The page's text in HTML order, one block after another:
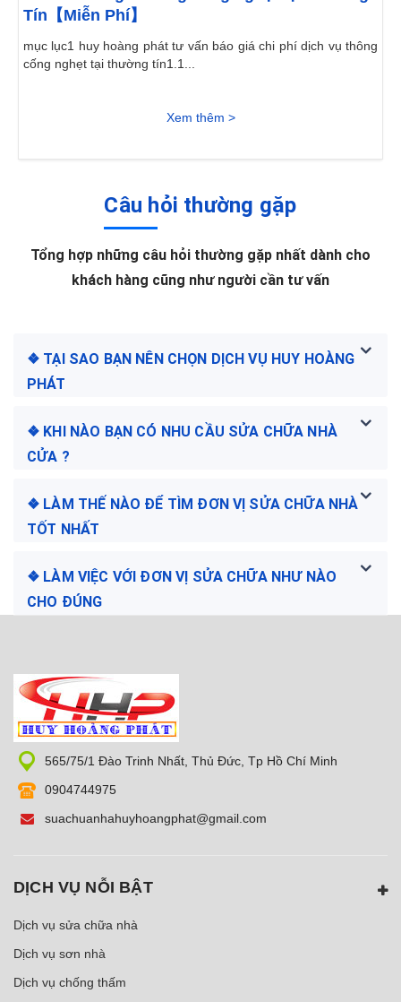
Tín【Miễn Phí】
mục lục1 huy hoàng phát tư vấn báo giá chi phí dịch vụ thông
cống nghẹt tại thường tín1.1...
Xem thêm >
Câu hỏi thường gặp
Tổng hợp những câu hỏi thường gặp nhất dành cho
khách hàng cũng như người cần tư vấn
❖ TẠI SAO BẠN NÊN CHỌN DỊCH VỤ HUY HOÀNG
PHÁT
❖ KHI NÀO BẠN CÓ NHU CẦU SỬA CHỮA NHÀ
CỬA ?
❖ LÀM THẾ NÀO ĐỂ TÌM ĐƠN VỊ SỬA CHỮA NHÀ
TỐT NHẤT
❖ LÀM VIỆC VỚI ĐƠN VỊ SỬA CHỮA NHƯ NÀO
CHO ĐÚNG
565/75/1 Đào Trinh Nhất, Thủ Đức, Tp Hồ Chí Minh
0904744975
suachuanhahuyhoangphat@gmail.com
DỊCH VỤ NỖI BẬT
Dịch vụ sửa chữa nhà
Dịch vụ sơn nhà
Dịch vụ chống thấm